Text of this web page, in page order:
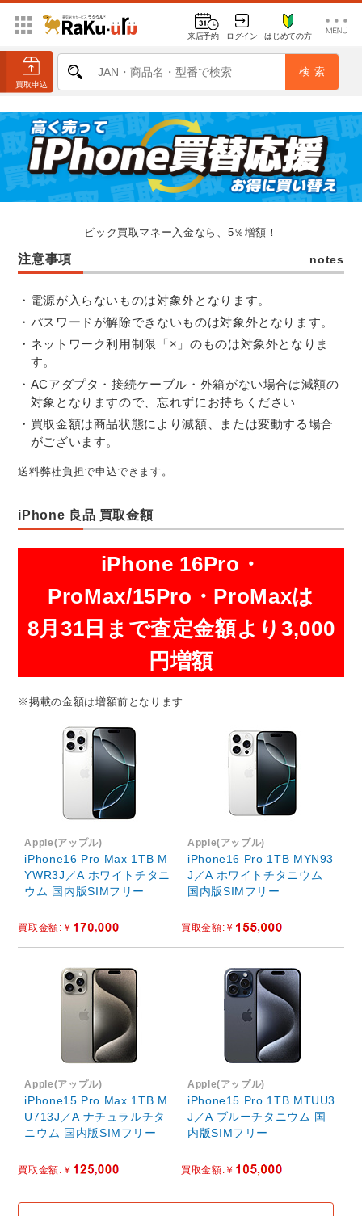
来店予約 ログイン はじめての方
ビック買取マネー入金なら、5％増額！
注意事項 notes
電源が入らないものは対象外となります。
パスワードが解除できないものは対象外となります。
ネットワーク利用制限「×」のものは対象外となりま
す。
ACアダプタ・接続ケーブル・外箱がない場合は減額の
対象となりますので、忘れずにお持ちください
買取金額は商品状態により減額、または変動する場合
がございます。
送料弊社負担で申込できます。
iPhone 良品 買取金額
iPhone 16Pro・
ProMax/15Pro・ProMaxは
8月31日まで査定金額より3,000
円増額
※掲載の金額は増額前となります
Apple(アップル)
iPhone16 Pro Max 1TB M
YWR3J／A ホワイトチタニ
ウム 国内版SIMフリー
Apple(アップル)
iPhone16 Pro 1TB MYN93
J／A ホワイトチタニウム
国内版SIMフリー
Apple(アップル)
iPhone15 Pro Max 1TB M
U713J／A ナチュラルチタ
ニウム 国内版SIMフリー
Apple(アップル)
iPhone15 Pro 1TB MTUU3
J／A ブルーチタニウム 国
内版SIMフリー